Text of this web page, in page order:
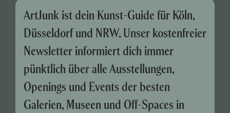
ArtJunk ist dein Kunst-Guide für Köln,
Düsseldorf und NRW. Unser kostenfreier
Newsletter informiert dich immer
pünktlich über alle Ausstellungen,
Openings und Events der besten
Galerien, Museen und Off-Spaces in